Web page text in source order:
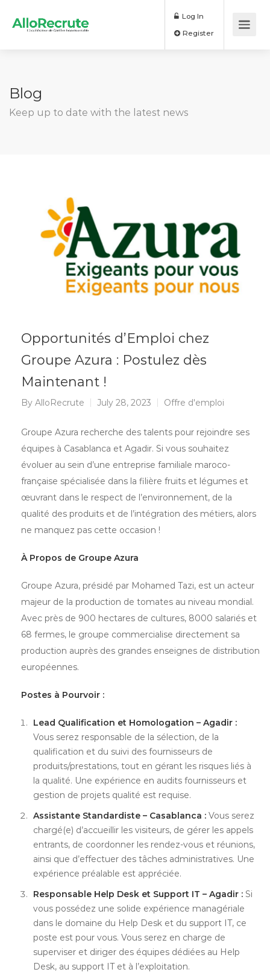
Log In
Blog
Keep up to date with the latest news
Opportunités d’Emploi chez
Groupe Azura : Postulez dès
Maintenant !
By AlloRecrute July 28, 2023 Offre d'emploi
Groupe Azura recherche des talents pour rejoindre ses
équipes à Casablanca et Agadir. Si vous souhaitez
évoluer au sein d’une entreprise familiale maroco-
française spécialisée dans la filière fruits et légumes et
œuvrant dans le respect de l’environnement, de la
qualité des produits et de l’intégration des métiers, alors
ne manquez pas cette occasion !
À Propos de Groupe Azura
Groupe Azura, présidé par Mohamed Tazi, est un acteur
majeur de la production de tomates au niveau mondial.
Avec près de 900 hectares de cultures, 8000 salariés et
68 fermes, le groupe commercialise directement sa
production auprès des grandes enseignes de distribution
européennes.
Postes à Pourvoir :
Lead Qualification et Homologation – Agadir :
Vous serez responsable de la sélection, de la
qualification et du suivi des fournisseurs de
produits/prestations, tout en gérant les risques liés à
la qualité. Une expérience en audits fournisseurs et
gestion de projets qualité est requise.
Assistante Standardiste – Casablanca : Vous serez
chargé(e) d’accueillir les visiteurs, de gérer les appels
entrants, de coordonner les rendez-vous et réunions,
ainsi que d’effectuer des tâches administratives. Une
expérience préalable est appréciée.
Responsable Help Desk et Support IT – Agadir : Si
vous possédez une solide expérience managériale
dans le domaine du Help Desk et du support IT, ce
poste est pour vous. Vous serez en charge de
superviser et diriger des équipes dédiées au Help
Desk, au support IT et à l’exploitation.